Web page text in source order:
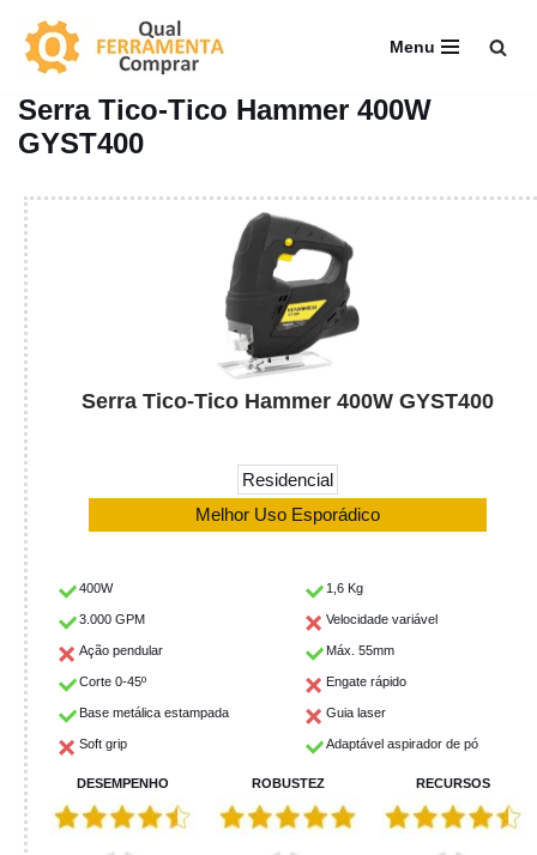
Pular
o
conteúdo
Menu
Serra Tico-Tico Hammer 400W
GYST400
Serra Tico-Tico Hammer 400W GYST400
Residencial
Melhor Uso Esporádico
400W 1,6 Kg
3.000 GPM Velocidade variável
Ação pendular Máx. 55mm
Corte 0-45º Engate rápido
Base metálica estampada Guia laser
Soft grip Adaptável aspirador de pó
DESEMPENHO ROBUSTEZ RECURSOS